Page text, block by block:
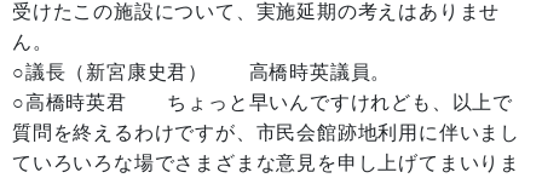
受けたこの施設について、実施延期の考えはありませ
ん。
○議長（新宮康史君） 高橋時英議員。
○高橋時英君 ちょっと早いんですけれども、以上で
質問を終えるわけですが、市民会館跡地利用に伴いまし
ていろいろな場でさまざまな意見を申し上げてまいりま